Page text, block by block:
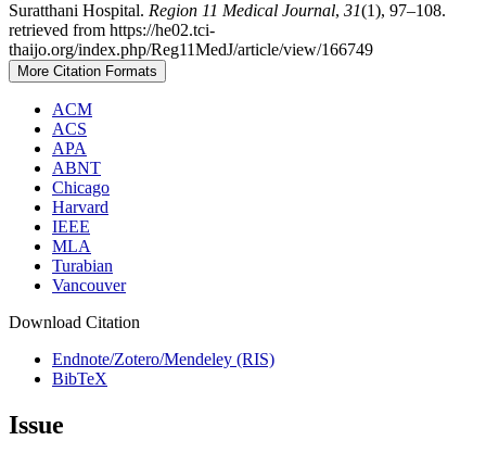
Suratthani Hospital. Region 11 Medical Journal, 31(1), 97–108.
retrieved from https://he02.tci-
thaijo.org/index.php/Reg11MedJ/article/view/166749
More Citation Formats
ACM
ACS
APA
ABNT
Chicago
Harvard
IEEE
MLA
Turabian
Vancouver
Download Citation
Endnote/Zotero/Mendeley (RIS)
BibTeX
Issue